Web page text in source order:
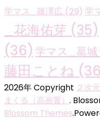
学マス_篠澤広 (29) 学
_花海佑芽 (35)
(36) 学マス_葛
藤田ことね
2026年 Copyright ２次
まくる（高画質） .
Blossom Themes